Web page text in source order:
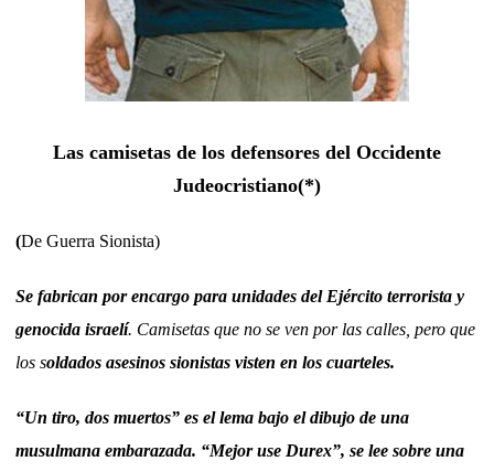
Las camisetas de los defensores del Occidente
Judeocristiano(*)
(De Guerra Sionista)
Se fabrican por encargo para unidades del Ejército terrorista y
genocida israelí. Camisetas que no se ven por las calles, pero que
los soldados asesinos sionistas visten en los cuarteles.
“Un tiro, dos muertos” es el lema bajo el dibujo de una
musulmana embarazada. “Mejor use Durex”, se lee sobre una